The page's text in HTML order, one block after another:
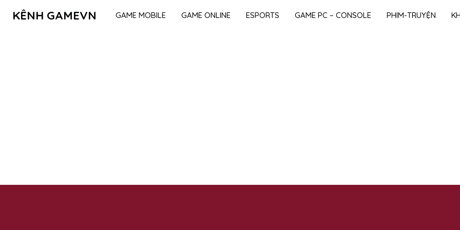
KÊNH GAMEVN GAME MOBILE GAME ONLINE ESPORTS GAME PC – CONSOLE PHIM-TRUYỆN